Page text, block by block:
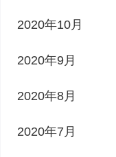
2020年10月
2020年9月
2020年8月
2020年7月